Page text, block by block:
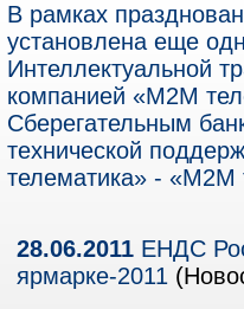
В рамках
установлена еще
Интеллектуальной
компанией «М2М
Сберегательным
технической
телематика» - «М2М
28.06.2011 ЕНДС
ярмарке-2011